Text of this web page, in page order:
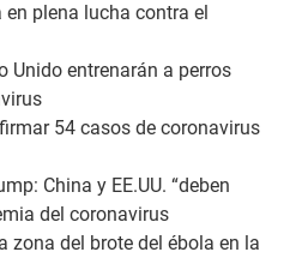
plena lucha contra el
Unido entrenarán a perros
54 casos de coronavirus
China y EE.UU. “deben
del coronavirus
zona del brote del ébola en la